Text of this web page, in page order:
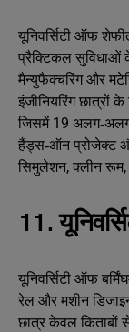
यूनिवर्सिटी ऑफ
प्रैक्टिकल सुविधाओं
मैन्युफैक्चरिंग और
इंजीनियरिंग छात्रों
जिसमें 19 अलग‑अलग
हैंड्स‑ऑन प्रोजेक्ट
सिमुलेशन, क्लीन रूम,
11.
यूनिवर्सिटी ऑफ
रेल और मशीन
छात्र केवल किताबों